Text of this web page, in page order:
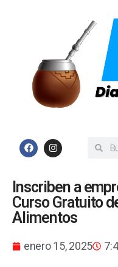
Inscriben a
Curso Gratuito
Alimentos
enero 15, 2025